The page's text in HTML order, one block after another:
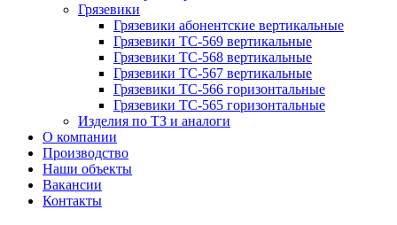
Грязевики
Грязевики абонентские вертикальные
Грязевики ТС-569 вертикальные
Грязевики ТС-568 вертикальные
Грязевики ТС-567 вертикальные
Грязевики ТС-566 горизонтальные
Грязевики ТС-565 горизонтальные
Изделия по ТЗ и аналоги
О компании
Производство
Наши объекты
Вакансии
Контакты